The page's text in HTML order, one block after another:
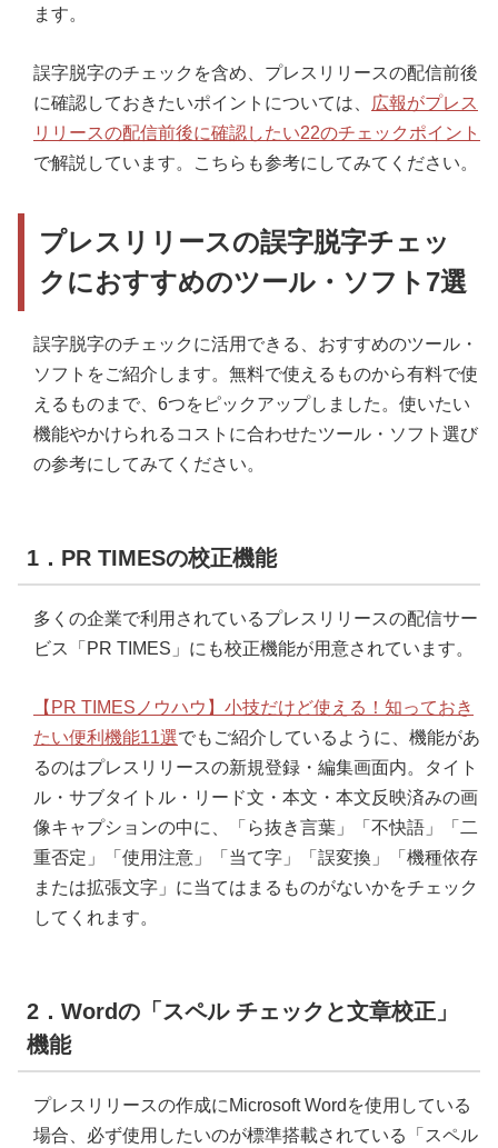
ます。
誤字脱字のチェックを含め、プレスリリースの配信前後
に確認しておきたいポイントについては、 広報がプレス
リリースの配信前後に確認したい22のチェックポイント
で解説しています。こちらも参考にしてみてください。
プレスリリースの誤字脱字チェッ
クにおすすめのツール・ソフト7選
誤字脱字のチェックに活用できる、おすすめのツール・
ソフトをご紹介します。無料で使えるものから有料で使
えるものまで、6つをピックアップしました。使いたい
機能やかけられるコストに合わせたツール・ソフト選び
の参考にしてみてください。
1．PR TIMESの校正機能
多くの企業で利用されているプレスリリースの配信サー
ビス「PR TIMES」にも校正機能が用意されています。
【PR TIMESノウハウ】小技だけど使える！知っておき
たい便利機能11選でもご紹介しているように、機能があ
るのはプレスリリースの新規登録・編集画面内。タイト
ル・サブタイトル・リード文・本文・本文反映済みの画
像キャプションの中に、「ら抜き言葉」「不快語」「二
重否定」「使用注意」「当て字」「誤変換」「機種依存
または拡張文字」に当てはまるものがないかをチェック
してくれます。
2．Wordの「スペル チェックと文章校正」
機能
プレスリリースの作成にMicrosoft Wordを使用している
場合、必ず使用したいのが標準搭載されている「スペル